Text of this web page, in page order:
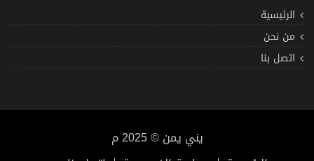
الرئيسية
من نحن
اتصل بنا
يني يمن © 2025 م